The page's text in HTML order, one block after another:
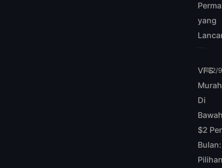
yang
12/
VPS
Murah
Di
$2 Per
Bulan: